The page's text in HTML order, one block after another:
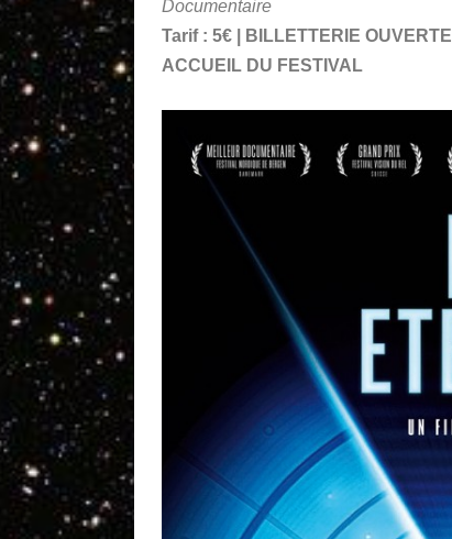
Documentaire
Tarif : 5€ | BILLETTERIE
ACCUEIL DU FESTIVAL